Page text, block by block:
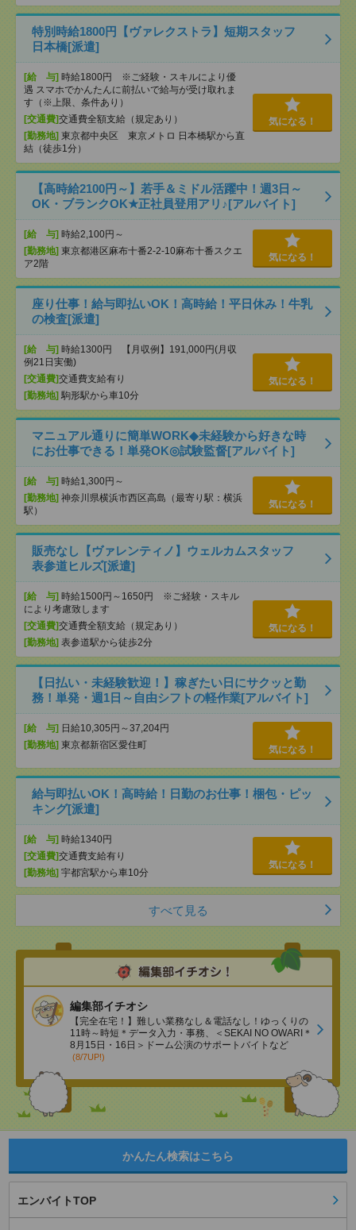
特別時給1800円【ヴァレクストラ】短期スタッフ
日本橋[派遣]
[給 与] 時給1800円 ※ご経験・スキルにより優
遇 スマホでかんたんに前払いで給与が受け取れま
す（※上限、条件あり）
[交通費]交通費全額支給（規定あり）
[勤務地] 東京都中央区 東京メトロ 日本橋駅から直
結（徒歩1分）
気になる！
【高時給2100円～】若手＆ミドル活躍中！週3日～
OK・ブランクOK★正社員登用アリ♪[アルバイト]
[給 与] 時給2,100円～
[勤務地] 東京都港区麻布十番2-2-10麻布十番スクエ
ア2階
気になる！
座り仕事！給与即払いOK！高時給！平日休み！牛乳
の検査[派遣]
[給 与] 時給1300円 【月収例】191,000円(月収
例21日実働)
[交通費]交通費支給有り
[勤務地] 駒形駅から車10分
気になる！
マニュアル通りに簡単WORK◆未経験から好きな時
にお仕事できる！単発OK◎試験監督[アルバイト]
[給 与] 時給1,300円～
[勤務地] 神奈川県横浜市西区高島（最寄り駅：横浜
駅）
気になる！
販売なし【ヴァレンティノ】ウェルカムスタッフ
表参道ヒルズ[派遣]
[給 与] 時給1500円～1650円 ※ご経験・スキル
により考慮致します
[交通費]交通費全額支給（規定あり）
[勤務地] 表参道駅から徒歩2分
気になる！
【日払い・未経験歓迎！】稼ぎたい日にサクッと勤
務！単発・週1日～自由シフトの軽作業[アルバイト]
[給 与] 日給10,305円～37,204円
[勤務地] 東京都新宿区愛住町 気になる！
給与即払いOK！高時給！日勤のお仕事！梱包・ピッ
キング[派遣]
[給 与] 時給1340円
[交通費]交通費支給有り
[勤務地] 宇都宮駅から車10分
気になる！
すべて見る
編集部イチオシ
【完全在宅！】難しい業務なし＆電話なし！ゆっくりの
11時～時短＊データ入力・事務、＜SEKAI NO OWARI＊
8月15日・16日＞ドーム公演のサポートバイトなど
(8/7UP!)
かんたん検索はこちら
エンバイトTOP